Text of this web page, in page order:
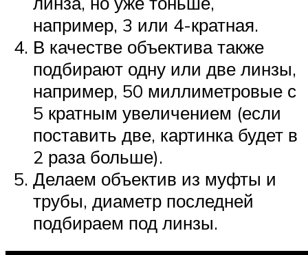
например, 3 или 4-кратная.
В качестве объектива также
подбирают одну или две линзы,
например, 50 миллиметровые с
5 кратным увеличением (если
поставить две, картинка будет в
2 раза больше).
Делаем объектив из муфты и
трубы, диаметр последней
подбираем под линзы.